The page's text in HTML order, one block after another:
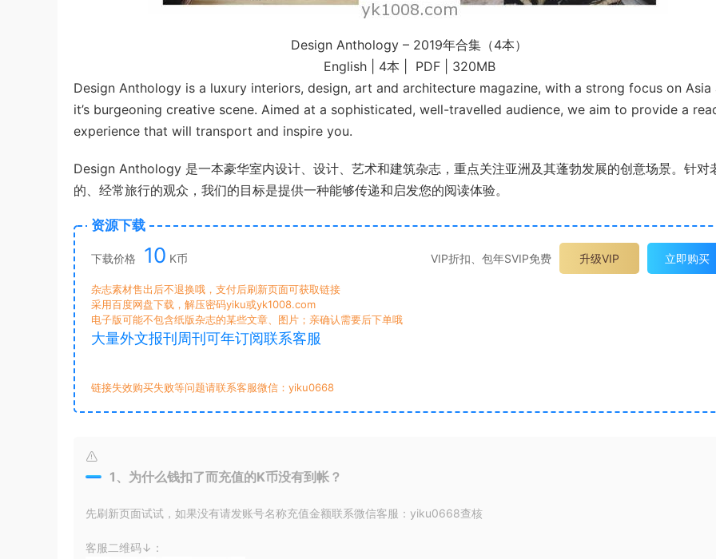
Design Anthology – 2019年合集（4本）
English | 4本 | PDF | 320MB
Design Anthology is a luxury interiors, design, art and architecture magazine, with a strong focus on Asia
it’s burgeoning creative scene. Aimed at a sophisticated, well-travelled audience, we aim to provide a
experience that will transport and inspire you.
Design Anthology 是一本豪华室内设计、设计、艺术和建筑杂志，重点关注亚洲及其蓬勃发展的创意场景。针对
的、经常旅行的观众，我们的目标是提供一种能够传递和启发您的阅读体验。
资源下载
下载价格 10 K币 VIP折扣、包年SVIP免费 升级VIP 立即购买
杂志素材售出后不退换哦，支付后刷新页面可获取链接
采用百度网盘下载，解压密码yiku或yk1008.com
电子版可能不包含纸版杂志的某些文章、图片；亲确认需要后下单哦
大量外文报刊周刊可年订阅联系客服
链接失效购买失败等问题请联系客服微信：yiku0668
1、为什么钱扣了而充值的K币没有到帐？
先刷新页面试试，如果没有请发账号名称充值金额联系微信客服：yiku0668查核
客服二维码↓：